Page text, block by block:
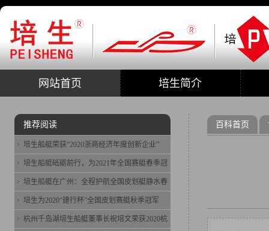
网站首页 培生简介
百科首页
推荐阅读
培生船艇荣获“2020浙商经济年度创新企业”
培生船艇砥砺前行，为2021年全国赛艇春季冠
培生船艇在广州：全程护航全国皮划艇静水春
培生为2020“建行杯”全国皮划赛艇秋季冠军
杭州千岛湖培生船艇董事长祝培文荣获2020杭